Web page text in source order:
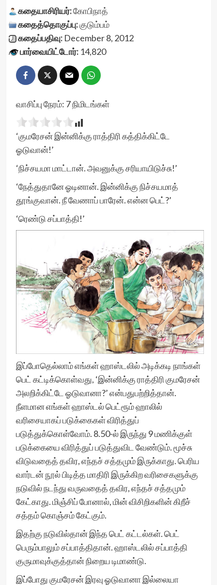
கதையாசிரியர்:கோபிநாத்
கதைத்தொகுப்பு:குடும்பம்
கதைப்பதிவு:December 8, 2012
பார்வையிட்டோர்:14,820
வாசிப்பு நேரம்: 7நிமிடங்கள்
‘குமரேசன் இன்னிக்கு ராத்திரி கத்திக்கிட்டே
ஓடுவான்!’
‘நிச்சயமா மாட்டான். அவனுக்கு சரியாயிடுச்சு!’
‘நேத்துதானே ஓடினான். இன்னிக்கு நிச்சயமாத்
தூங்குவான். நீ வேணாப் பாரேன். என்ன பெட்?’
‘ரெண்டு சப்பாத்தி!’
இப்போதெல்லாம் எங்கள் ஹாஸ்டலில் அடிக்கடி நாங்கள்
பெட் கட்டிக்கொள்வது, ‘இன்னிக்கு ராத்திரி குமரேசன்
அலறிக்கிட்டே ஓடுவானா?’ என்பதுபற்றித்தான்.
நீளமான எங்கள் ஹாஸ்டல் பெட்ரூம் ஹாலில்
வரிசையாகப் படுக்கைகள் விரித்துப்
படுத்துக்கொள்வோம். 8.50-ல் இருந்து 9 மணிக்குள்
படுக்கையை விரித்துப் படுத்துவிட வேண்டும். மூச்சு
விடுவதைத் தவிர, எந்தச் சத்தமும் இருக்காது. பெரிய
வார்டன் நூல் பிடித்த மாதிரி இருக்கிற வரிசைகளுக்கு
நடுவில் நடந்து வருவதைத் தவிர, எந்தச் சத்தமும்
கேட்காது. மிஞ்சிப் போனால், மின் விசிறிகளின் கிறீச்
சத்தம் கொஞ்சம் கேட்கும்.
இதற்கு நடுவில்தான் இந்த பெட் கட்டல்கள். பெட்
பெரும்பாலும் சப்பாத்திதான். ஹாஸ்டலில் சப்பாத்தி
குருமாவுக்குத்தான் நிறைய டிமாண்டு.
இப்போது குமரேசன் இரவு ஓடுவானா இல்லையா